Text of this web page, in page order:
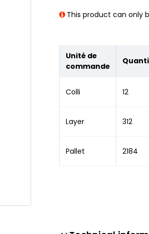
This product can only
Unité de
commande
Colli 12
Layer 312
Pallet 2184